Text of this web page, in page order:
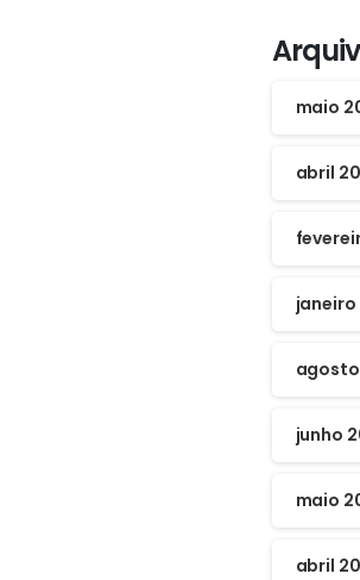
maio
abril
janeiro
junho
maio
abril